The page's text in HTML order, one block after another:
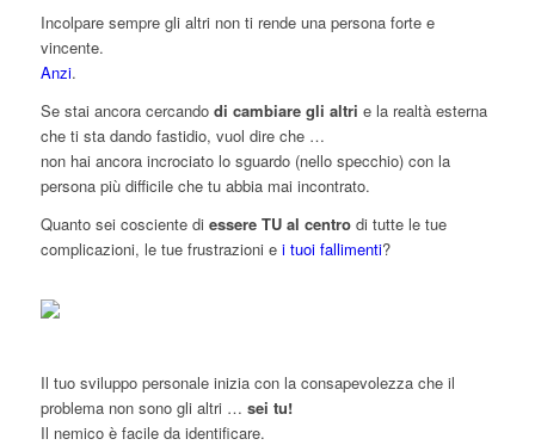
Incolpare sempre gli altri non ti rende una persona forte e
vincente.
Anzi.
Se stai ancora cercando di cambiare gli altri e la realtà esterna
che ti sta dando fastidio, vuol dire che …
non hai ancora incrociato lo sguardo (nello specchio) con la
persona più difficile che tu abbia mai incontrato.
Quanto sei cosciente di essere TU al centrodi tutte le tue
complicazioni, le tue frustrazioni e i tuoi fallimenti?
Il tuo sviluppo personale inizia con la consapevolezza che il
problema non sono gli altri … sei tu!
Il nemico è facile da identificare.